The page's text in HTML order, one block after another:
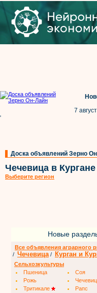
7
'
Доска объявлений Зерно
Чечевица в
Выберите регион
Новые
Все объявления аграрного
/ Чечевица / Курган и
Сельхозкультуры
Пшеница
Соя
Рожь
Тритикале
Рапс